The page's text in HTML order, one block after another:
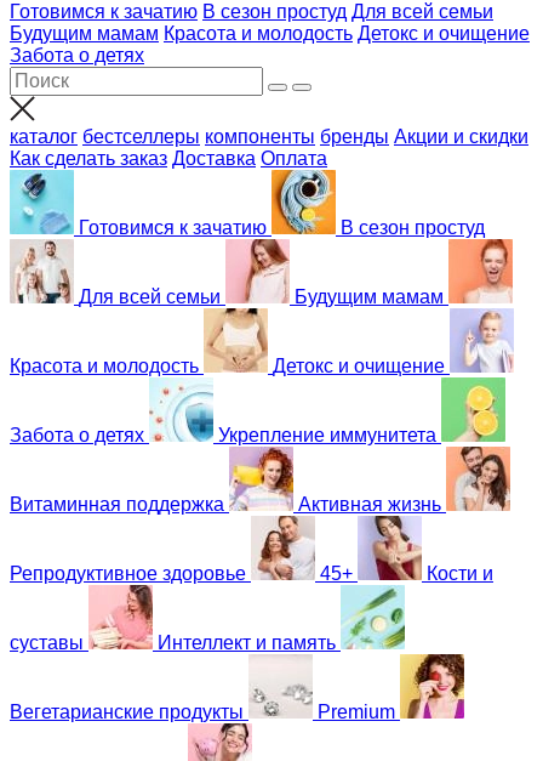
Готовимся к зачатию В сезон простуд Для всей семьи
Будущим мамам Красота и молодость Детокс и очищение
Забота о детях
каталог бестселлеры компоненты бренды Акции и скидки
Как сделать заказ Доставка Оплата
Готовимся к зачатию В сезон простуд
Для всей семьи Будущим мамам
Красота и молодость Детокс и очищение
Забота о детях Укрепление иммунитета
Витаминная поддержка Активная жизнь
Репродуктивное здоровье 45+ Кости и
суставы Интеллект и память
Вегетарианские продукты Premium